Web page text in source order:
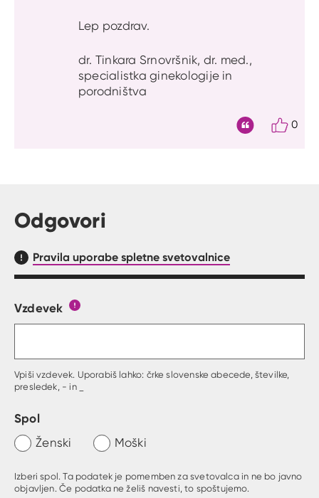
Lep pozdrav.
dr. Tinkara Srnovršnik, dr. med.,
specialistka ginekologije in
porodništva
0
Odgovori
Pravila uporabe spletne svetovalnice
Obrazec, kjer lahko zastaviš vprašanje
Vzdevek
Vpiši vzdevek. Uporabiš lahko: črke slovenske abecede, številke,
presledek, - in _
Spol
Ženski Moški
Izberi spol. Ta podatek je pomemben za svetovalca in ne bo javno
objavljen. Če podatka ne želiš navesti, to spoštujemo.